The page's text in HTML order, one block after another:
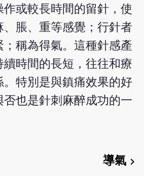
或較長時間的留針，使
脹、重等感覺；行針者
；稱為得氣。這種針感產
時間的長短，往往和療
。特別是與鎮痛效果的好
也是針刺麻醉成功的一
導氣chevron_right